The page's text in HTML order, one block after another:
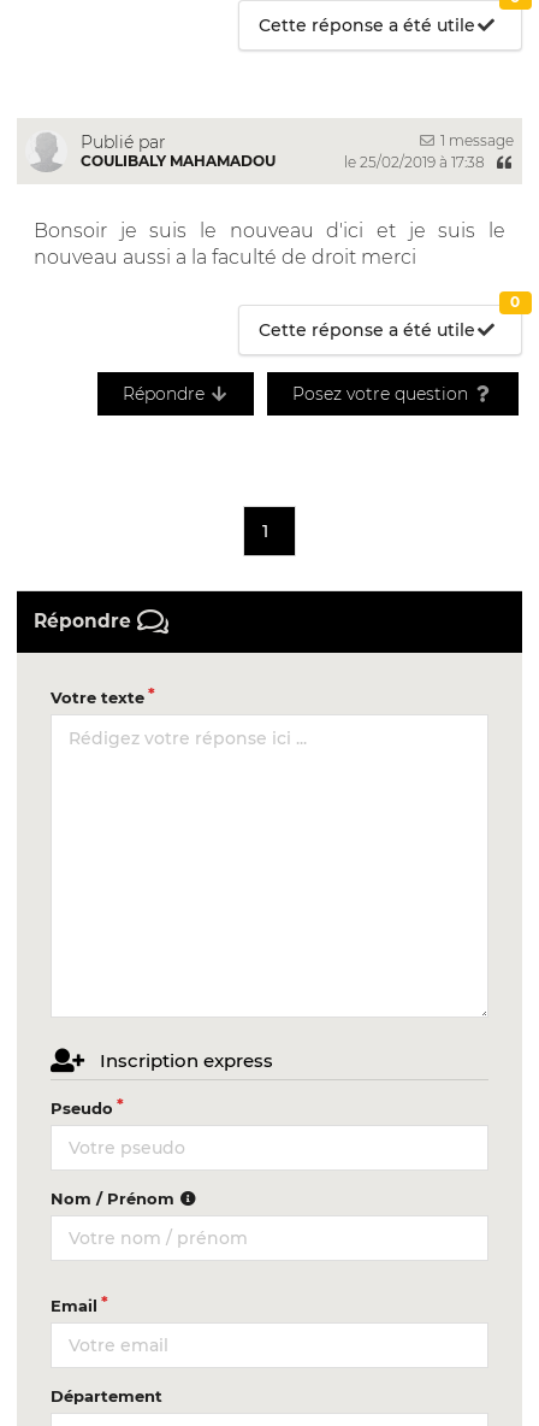
Cette réponse a été utile
Publié par
COULIBALY MAHAMADOU
1 message
le 25/02/2019 à 17:38
Bonsoir je suis le nouveau d'ici et je suis le
nouveau aussi a la faculté de droit merci
Cette réponse a été utile
0
Répondre Posez votre question
1
Répondre
Votre texte
Inscription express
Pseudo
Nom / Prénom
Email
Département